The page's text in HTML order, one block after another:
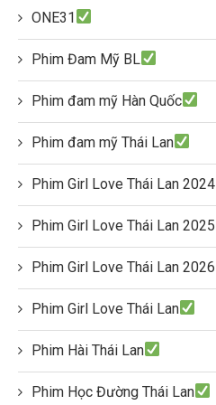
ONE31
Phim Đam Mỹ BL
Phim đam mỹ Hàn Quốc
Phim đam mỹ Thái Lan
Phim Girl Love Thái Lan 2024
Phim Girl Love Thái Lan 2025
Phim Girl Love Thái Lan 2026
Phim Girl Love Thái Lan
Phim Hài Thái Lan
Phim Học Đường Thái Lan